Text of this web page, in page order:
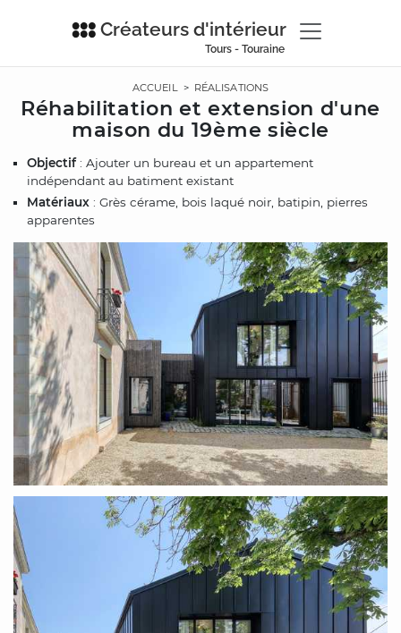
Créateurs d'intérieur
Tours - Touraine
ACCUEIL> RÉALISATIONS
Réhabilitation et extension d'une
maison du 19ème siècle
Objectif: Ajouter un bureau et un appartement
indépendant au batiment existant
Matériaux : Grès cérame, bois laqué noir, batipin, pierres
apparentes